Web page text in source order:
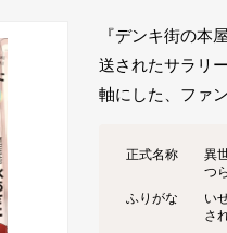
『デンキ街の本
送されたサラリ
軸にした、ファ
正式名称
異
つ
ふりがな
い
さ